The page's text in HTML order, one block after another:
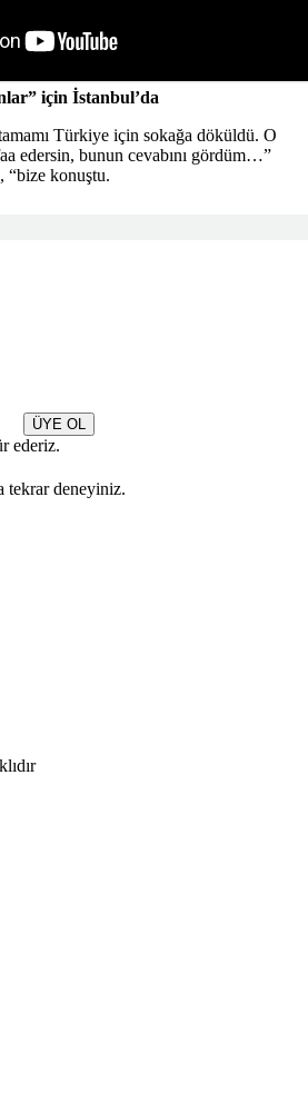
için İstanbul’da
Türkiye için sokağa döküldü. O
edersin, bunun cevabını gördüm…”
“bize konuştu.
ÜYE OL
ederiz.
tekrar deneyiniz.